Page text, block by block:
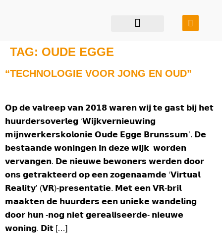
TAG: OUDE EGGE
“TECHNOLOGIE VOOR JONG EN OUD”
𝗢𝗽 𝗱𝗲 𝘃𝗮𝗹𝗿𝗲𝗲𝗽 𝘃𝗮𝗻 𝟮𝟬𝟭𝟴 𝘄𝗮𝗿𝗲𝗻 𝘄𝗶𝗷 𝘁𝗲 𝗴𝗮𝘀𝘁 𝗯𝗶𝗷 𝗵𝗲𝘁
𝗵𝘂𝘂𝗿𝗱𝗲𝗿𝘀𝗼𝘃𝗲𝗿𝗹𝗲𝗴 ‘𝗪𝗶𝗷𝗸𝘃𝗲𝗿𝗻𝗶𝗲𝘂𝘄𝗶𝗻𝗴
𝗺𝗶𝗷𝗻𝘄𝗲𝗿𝗸𝗲𝗿𝘀𝗸𝗼𝗹𝗼𝗻𝗶𝗲 𝗢𝘂𝗱𝗲 𝗘𝗴𝗴𝗲 𝗕𝗿𝘂𝗻𝘀𝘀𝘂𝗺’. 𝗗𝗲
𝗯𝗲𝘀𝘁𝗮𝗮𝗻𝗱𝗲 𝘄𝗼𝗻𝗶𝗻𝗴𝗲𝗻 𝗶𝗻 𝗱𝗲𝘇𝗲 𝘄𝗶𝗷𝗸 𝘄𝗼𝗿𝗱𝗲𝗻
𝘃𝗲𝗿𝘃𝗮𝗻𝗴𝗲𝗻. 𝗗𝗲 𝗻𝗶𝗲𝘂𝘄𝗲 𝗯𝗲𝘄𝗼𝗻𝗲𝗿𝘀 𝘄𝗲𝗿𝗱𝗲𝗻 𝗱𝗼𝗼𝗿
𝗼𝗻𝘀 𝗴𝗲𝘁𝗿𝗮𝗸𝘁𝗲𝗲𝗿𝗱 𝗼𝗽 𝗲𝗲𝗻 𝘇𝗼𝗴𝗲𝗻𝗮𝗮𝗺𝗱𝗲 ‘𝗩𝗶𝗿𝘁𝘂𝗮𝗹
𝗥𝗲𝗮𝗹𝗶𝘁𝘆’ (𝗩𝗥)-𝗽𝗿𝗲𝘀𝗲𝗻𝘁𝗮𝘁𝗶𝗲. 𝗠𝗲𝘁 𝗲𝗲𝗻 𝗩𝗥-𝗯𝗿𝗶𝗹
𝗺𝗮𝗮𝗸𝘁𝗲𝗻 𝗱𝗲 𝗵𝘂𝘂𝗿𝗱𝗲𝗿𝘀 𝗲𝗲𝗻 𝘂𝗻𝗶𝗲𝗸𝗲 𝘄𝗮𝗻𝗱𝗲𝗹𝗶𝗻𝗴
𝗱𝗼𝗼𝗿 𝗵𝘂𝗻 -𝗻𝗼𝗴 𝗻𝗶𝗲𝘁 𝗴𝗲𝗿𝗲𝗮𝗹𝗶𝘀𝗲𝗲𝗿𝗱𝗲- 𝗻𝗶𝗲𝘂𝘄𝗲
𝘄𝗼𝗻𝗶𝗻𝗴. 𝗗𝗶𝘁 […]